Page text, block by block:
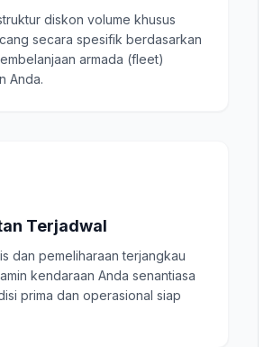
diskon volume khusus
secara spesifik berdasarkan
armada (fleet)
Anda.
Terjadwal
dan pemeliharaan terjangkau
kendaraan Anda senantiasa
prima dan operasional siap